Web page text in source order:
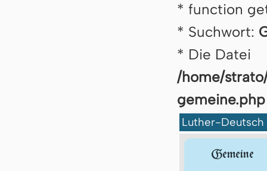
* function
* Suchwort:
* Die Datei
/home/
ge­mei­ne.php
Luther-Deutsch
Ge­mei­ne